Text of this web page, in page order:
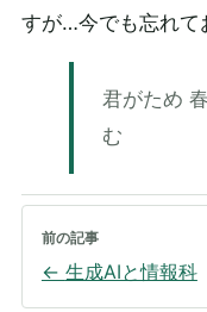
すが…今でも忘れて
君がため
む
前の記事
← 生成AIと情報科